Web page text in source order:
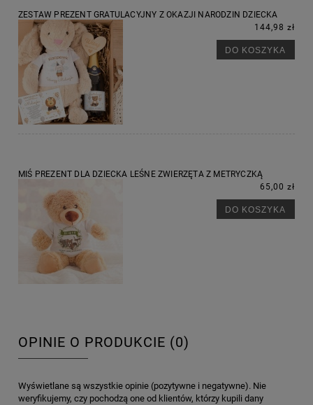
ZESTAW PREZENT GRATULACYJNY Z OKAZJI NARODZIN DZIECKA
144,98 zł
DO KOSZYKA
MIŚ PREZENT DLA DZIECKA LEŚNE ZWIERZĘTA Z METRYCZKĄ
65,00 zł
DO KOSZYKA
OPINIE O PRODUKCIE (0)
Wyświetlane są wszystkie opinie (pozytywne i negatywne). Nie
weryfikujemy, czy pochodzą one od klientów, którzy kupili dany